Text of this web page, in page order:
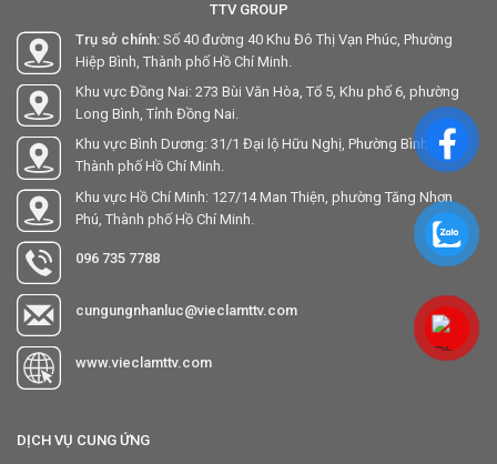
TTV GROUP
Trụ sở chính: Số 40 đường 40 Khu Đô Thị Vạn Phúc, Phường
Hiệp Bình, Thành phố Hồ Chí Minh.
Khu vực Đồng Nai: 273 Bùi Văn Hòa, Tổ 5, Khu phố 6, phường
Long Bình, Tỉnh Đồng Nai.
Khu vực Bình Dương: 31/1 Đại lộ Hữu Nghị, Phường Bình Hòa,
Thành phố Hồ Chí Minh.
Khu vực Hồ Chí Minh: 127/14 Man Thiện, phường Tăng Nhơn
Phú, Thành phố Hồ Chí Minh.
096 735 7788
cungungnhanluc@vieclamttv.com
www.vieclamttv.com
DỊCH VỤ CUNG ỨNG